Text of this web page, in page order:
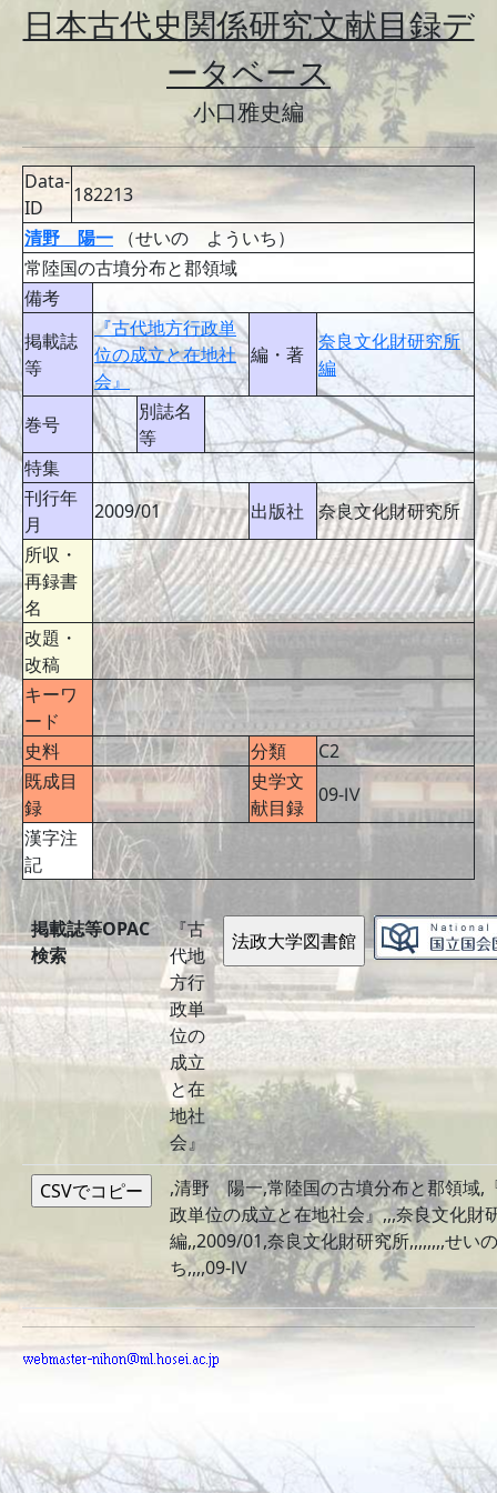
日本古代史関係研究文献目録デ
ータベース
小口雅史編
Data-
ID
182213
清野 陽一 （せいの よういち）
常陸国の古墳分布と郡領域
備考
掲載誌
等
『古代地方行政単
位の成立と在地社
会』
編・著
奈良文化財研究所
編
巻号
別誌名
等
特集
刊行年
月
2009/01 出版社
奈良文化財研究所
所収・
再録書
名
改題・
改稿
キーワ
ード
史料
分類
C2
既成目
録
史学文
献目録
09-Ⅳ
漢字注
記
掲載誌等OPAC
検索
『古
代地
方行
政単
位の
成立
と在
地社
会』
,清野 陽一,常陸国の古墳分布と郡領域,
政単位の成立と在地社会』,,,奈良文化財
編,,2009/01,奈良文化財研究所,,,,,,,,せい
ち,,,,09-Ⅳ